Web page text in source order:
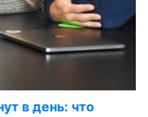
в день: что